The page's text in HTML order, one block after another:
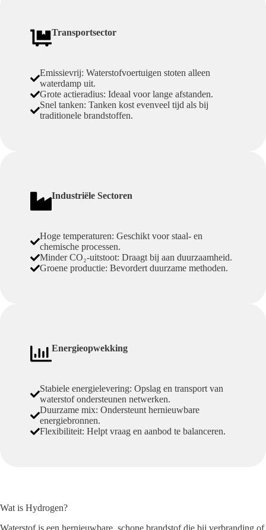
Transportsector
Emissievrij: Waterstofvoertuigen stoten alleen
waterdamp uit.
Grote actieradius: Ideaal voor lange afstanden.
Snel tanken: Tanken kost evenveel tijd als bij
traditionele brandstoffen.
Industriële Sectoren
Hoge temperaturen: Geschikt voor staal- en
chemische processen.
Minder CO₂-uitstoot: Draagt bij aan duurzaamheid.
Groene productie: Bevordert duurzame methoden.
Energieopwekking
Stabiele energielevering: Opslag en transport van
waterstof ondersteunen netwerken.
Duurzame mix: Ondersteunt hernieuwbare
energiebronnen.
Flexibiliteit: Helpt vraag en aanbod te balanceren.
Wat is Hydrogen?
Waterstof is een hernieuwbare, schone brandstof die bij verbranding of